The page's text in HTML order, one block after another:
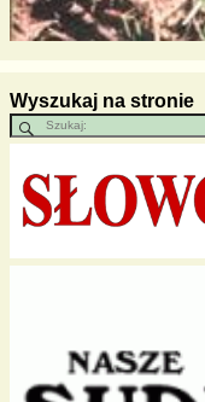
Wyszukaj na stronie